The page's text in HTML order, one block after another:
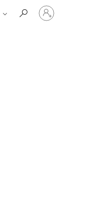
Bei
Ihrem
Konto